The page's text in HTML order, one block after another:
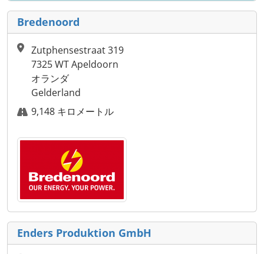
Bredenoord
Zutphensestraat 319
7325 WT Apeldoorn
オランダ
Gelderland
9,148 キロメートル
Enders Produktion GmbH